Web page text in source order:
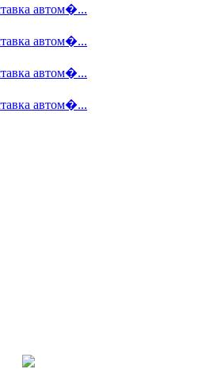
автом�...
автом�...
автом�...
автом�...